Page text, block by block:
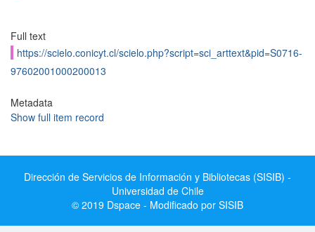
Full text
https://scielo.conicyt.cl/scielo.php?script=sci_arttext&pid=S0716-
97602001000200013
Metadata
Show full item record
Dirección de Servicios de Información y Bibliotecas (SISIB) -
Universidad de Chile
© 2019 Dspace - Modificado por SISIB